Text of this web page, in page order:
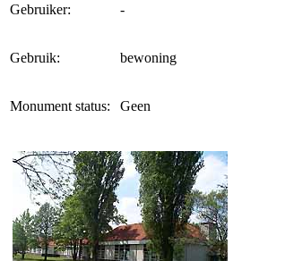
Gebruiker: -
Gebruik: bewoning
Monument status: Geen